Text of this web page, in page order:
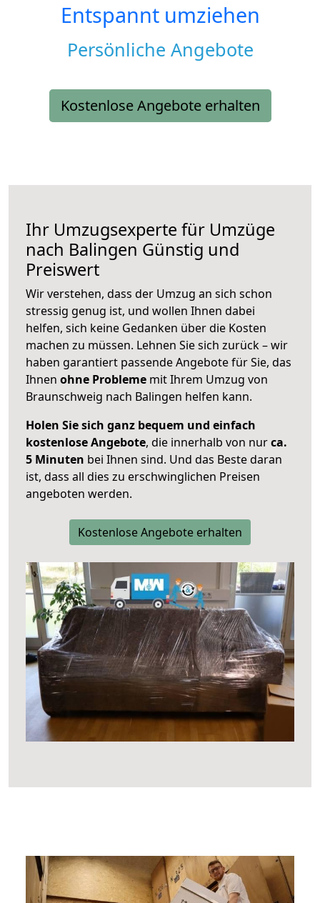
Entspannt umziehen
Persönliche Angebote
Kostenlose Angebote erhalten
Ihr Umzugsexperte für Umzüge
nach Balingen Günstig und
Preiswert
Wir verstehen, dass der Umzug an sich schon
stressig genug ist, und wollen Ihnen dabei
helfen, sich keine Gedanken über die Kosten
machen zu müssen. Lehnen Sie sich zurück – wir
haben garantiert passende Angebote für Sie, das
Ihnen ohne Probleme mit Ihrem Umzug von
Braunschweig nach Balingen helfen kann.
Holen Sie sich ganz bequem und einfach
kostenlose Angebote, die innerhalb von nurca.
5 Minuten bei Ihnen sind. Und das Beste daran
ist, dass all dies zu erschwinglichen Preisen
angeboten werden.
Kostenlose Angebote erhalten